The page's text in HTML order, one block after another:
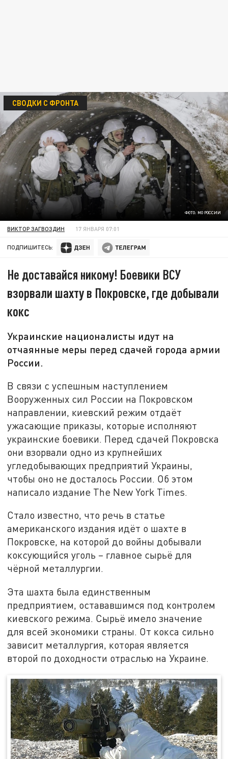
ФОТО: МО РОССИИ
СВОДКИ С ФРОНТА
ВИКТОР ЗАГВОЗДИН 17 ЯНВАРЯ 07:01
ПОДПИШИТЕСЬ:
Не доставайся никому! Боевики ВСУ
взорвали шахту в Покровске, где добывали
кокс
Украинские националисты идут на
отчаянные меры перед сдачей города армии
России.
В связи с успешным наступлением
Вооруженных сил России на Покровском
направлении, киевский режим отдаёт
ужасающие приказы, которые исполняют
украинские боевики. Перед сдачей Покровска
они взорвали одно из крупнейших
угледобывающих предприятий Украины,
чтобы оно не досталось России. Об этом
написало издание The New York Times.
Стало известно, что речь в статье
американского издания идёт о шахте в
Покровске, на которой до войны добывали
коксующийся уголь – главное сырьё для
чёрной металлургии.
Эта шахта была единственным
предприятием, остававшимся под контролем
киевского режима. Сырьё имело значение
для всей экономики страны. От кокса сильно
зависит металлургия, которая является
второй по доходности отраслью на Украине.